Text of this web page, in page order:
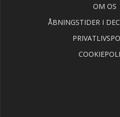
OM OS
ÅBNINGSTIDER I